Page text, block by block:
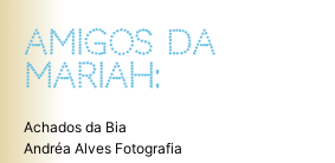
AMIGOS DA
MARIAH:
Achados da Bia
Andréa Alves Fotografia